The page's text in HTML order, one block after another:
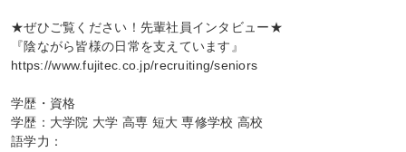
★ぜひご覧ください！先輩社員インタビュー★
『陰ながら皆様の日常を支えています』
https://www.fujitec.co.jp/recruiting/seniors
学歴・資格
学歴：大学院 大学 高専 短大 専修学校 高校
語学力：